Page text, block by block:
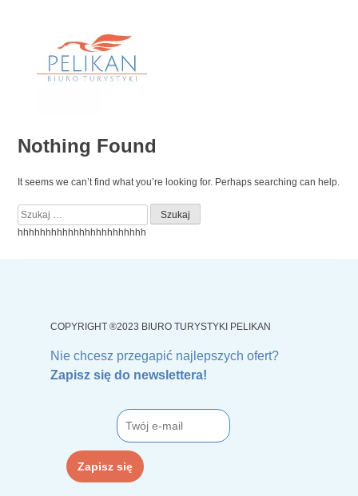
Nothing Found
It seems we can’t find what you’re looking for. Perhaps searching can help.
Szukaj:
hhhhhhhhhhhhhhhhhhhhhhh
Nie chcesz przegapić najlepszych ofert?
Zapisz się do newslettera!
COPYRIGHT ®2023 BIURO TURYSTYKI PELIKAN